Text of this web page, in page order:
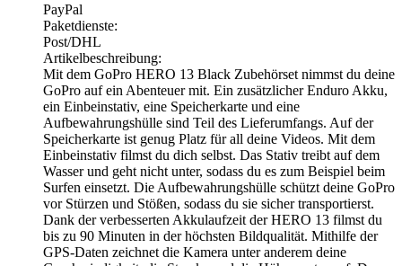
PayPal
Paketdienste:
Post/DHL
Artikelbeschreibung:
Mit dem GoPro HERO 13 Black Zubehörset nimmst du deine
GoPro auf ein Abenteuer mit. Ein zusätzlicher Enduro Akku,
ein Einbeinstativ, eine Speicherkarte und eine
Aufbewahrungshülle sind Teil des Lieferumfangs. Auf der
Speicherkarte ist genug Platz für all deine Videos. Mit dem
Einbeinstativ filmst du dich selbst. Das Stativ treibt auf dem
Wasser und geht nicht unter, sodass du es zum Beispiel beim
Surfen einsetzt. Die Aufbewahrungshülle schützt deine GoPro
vor Stürzen und Stößen, sodass du sie sicher transportierst.
Dank der verbesserten Akkulaufzeit der HERO 13 filmst du
bis zu 90 Minuten in der höchsten Bildqualität. Mithilfe der
GPS-Daten zeichnet die Kamera unter anderem deine